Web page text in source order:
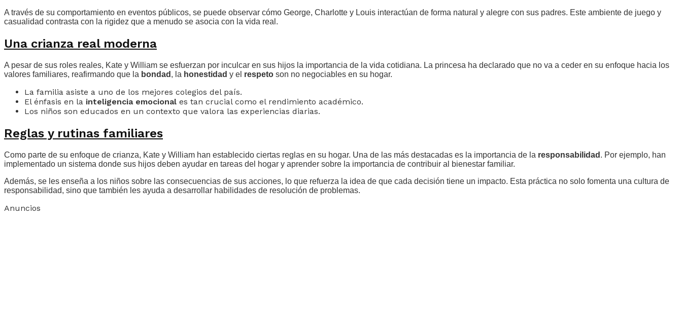
A través de su comportamiento en eventos públicos, se puede observar cómo George, Charlotte y Louis interactúan de forma natural y alegre con sus padres. Este ambiente de juego y
casualidad contrasta con la rigidez que a menudo se asocia con la vida real.
Una crianza real moderna
A pesar de sus roles reales, Kate y William se esfuerzan por inculcar en sus hijos la importancia de la vida cotidiana. La princesa ha declarado que no va a ceder en su enfoque hacia los
valores familiares, reafirmando que la bondad , la honestidad y el respeto son no negociables en su hogar.
La familia asiste a uno de los mejores colegios del país.
El énfasis en la inteligencia emocional es tan crucial como el rendimiento académico.
Los niños son educados en un contexto que valora las experiencias diarias.
Reglas y rutinas familiares
Como parte de su enfoque de crianza, Kate y William han establecido ciertas reglas en su hogar. Una de las más destacadas es la importancia de la responsabilidad . Por ejemplo, han
implementado un sistema donde sus hijos deben ayudar en tareas del hogar y aprender sobre la importancia de contribuir al bienestar familiar.
Además, se les enseña a los niños sobre las consecuencias de sus acciones, lo que refuerza la idea de que cada decisión tiene un impacto. Esta práctica no solo fomenta una cultura de
responsabilidad, sino que también les ayuda a desarrollar habilidades de resolución de problemas.
Anuncios